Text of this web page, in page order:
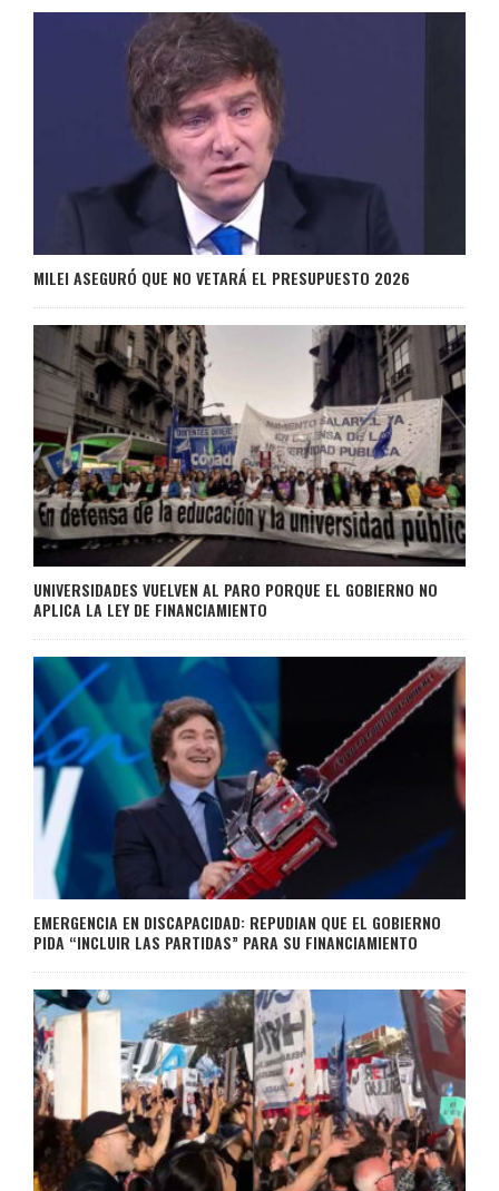
MILEI ASEGURÓ QUE NO VETARÁ EL PRESUPUESTO 2026
UNIVERSIDADES VUELVEN AL PARO PORQUE EL GOBIERNO NO
APLICA LA LEY DE FINANCIAMIENTO
EMERGENCIA EN DISCAPACIDAD: REPUDIAN QUE EL GOBIERNO
PIDA “INCLUIR LAS PARTIDAS” PARA SU FINANCIAMIENTO